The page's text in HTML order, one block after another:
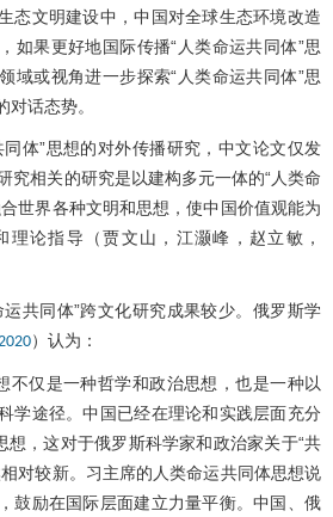
态文明建设中，中国对全球生态环境改造
如果更好地国际传播“人类命运共同体”思
域或视角进一步探索“人类命运共同体”思
话态势。
同体”思想的对外传播研究，中文论文仅发
究相关的研究是以建构多元一体的“人类命
世界各种文明和思想，使中国价值观能为
理论指导（贾文山，江灏峰，赵立敏，
运共同体”跨文化研究成果较少。俄罗斯学
）认为：
不仅是一种哲学和政治思想，也是一种以
学途径。中国已经在理论和实践层面充分
想，这对于俄罗斯科学家和政治家关于“共
对较新。习主席的人类命运共同体思想说
鼓励在国际层面建立力量平衡。中国、俄